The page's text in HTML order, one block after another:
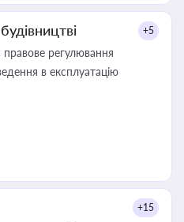
+5
регулювання
в експлуатацію
+15